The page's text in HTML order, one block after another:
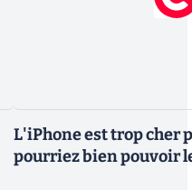
L'iPhone est trop cher
pourriez bien pouvoir